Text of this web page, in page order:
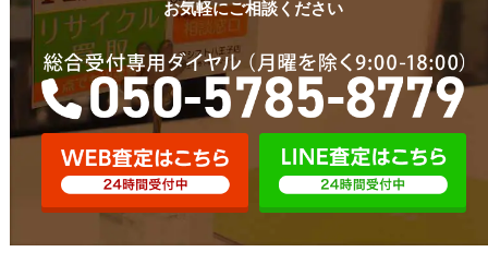
お気軽にご相談ください